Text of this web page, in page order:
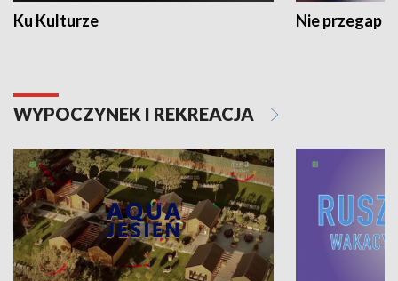
Ku Kulturze Nie przegap
WYPOCZYNEK I REKREACJA